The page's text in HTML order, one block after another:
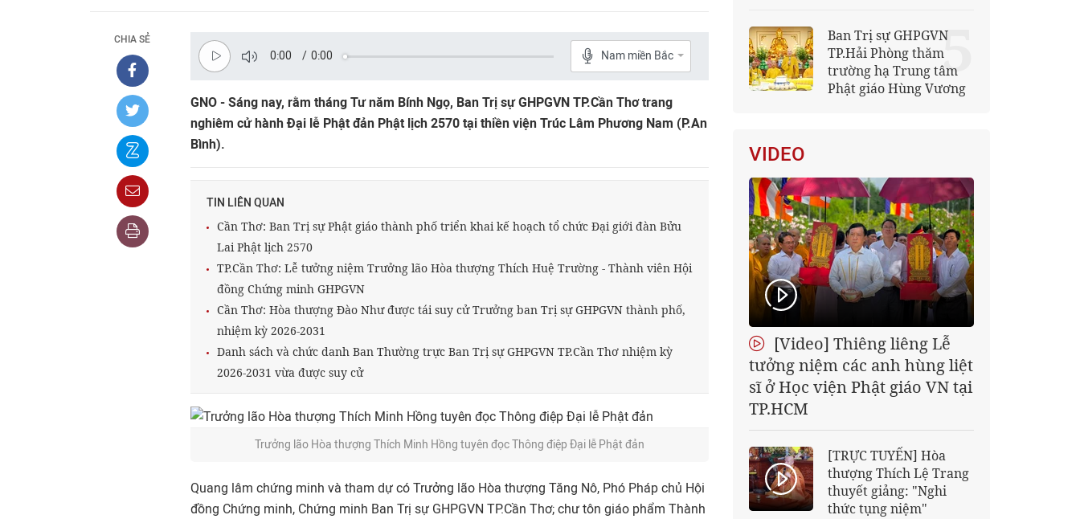
CHIA SẺ
0:00 / 0:00 Nam miền Bắc
GNO - Sáng nay, rằm tháng Tư năm Bính Ngọ, Ban Trị sự GHPGVN TP.Cần Thơ trang
nghiêm cử hành Đại lễ Phật đản Phật lịch 2570 tại thiền viện Trúc Lâm Phương Nam (P.An
Bình).
TIN LIÊN QUAN
Cần Thơ: Ban Trị sự Phật giáo thành phố triển khai kế hoạch tổ chức Đại giới đàn Bửu
Lai Phật lịch 2570
TP.Cần Thơ: Lễ tưởng niệm Trưởng lão Hòa thượng Thích Huệ Trường - Thành viên Hội
đồng Chứng minh GHPGVN
Cần Thơ: Hòa thượng Đào Như được tái suy cử Trưởng ban Trị sự GHPGVN thành phố,
nhiệm kỳ 2026-2031
Danh sách và chức danh Ban Thường trực Ban Trị sự GHPGVN TP.Cần Thơ nhiệm kỳ
2026-2031 vừa được suy cử
Trưởng lão Hòa thượng Thích Minh Hồng tuyên đọc Thông điệp Đại lễ Phật đản
Quang lâm chứng minh và tham dự có Trưởng lão Hòa thượng Tăng Nô, Phó Pháp chủ Hội
đồng Chứng minh, Chứng minh Ban Trị sự GHPGVN TP.Cần Thơ; chư tôn giáo phẩm Thành
Ban Trị sự GHPGVN
TP.Hải Phòng thăm
trường hạ Trung tâm
Phật giáo Hùng Vương
5
VIDEO
[Video] Thiêng liêng Lễ
tưởng niệm các anh hùng liệt
sĩ ở Học viện Phật giáo VN tại
TP.HCM
[TRỰC TUYẾN] Hòa
thượng Thích Lệ Trang
thuyết giảng: "Nghi
thức tụng niệm"